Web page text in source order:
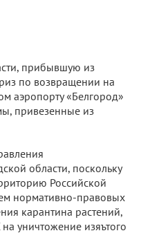
прибывшую из
по возвращении на
аэропорту «Белгород»
привезенные из
области, поскольку
Российской
нормативно-правовых
карантина растений,
уничтожение изяътого